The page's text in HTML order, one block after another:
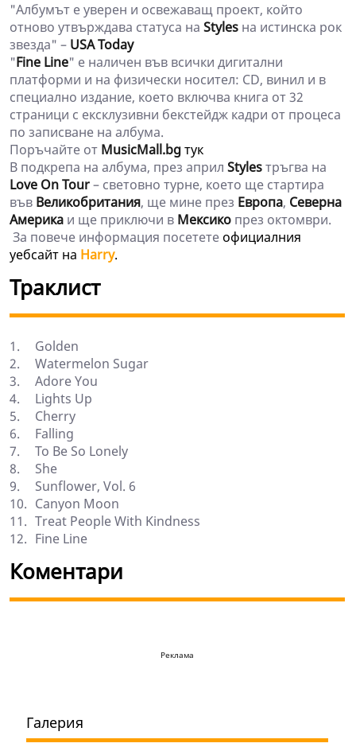
"Албумът е уверен и освежаващ проект, който
отново утвърждава статуса на Styles на истинска рок
звезда" – USA Today
"Fine Line" е наличен във всички дигитални
платформи и на физически носител: CD, винил и в
специално издание, което включва книга от 32
страници с ексклузивни бекстейдж кадри от процеса
по записване на албума.
Поръчайте от MusicMall.bgтук
В подкрепа на албума, през април Stylesтръгва на
Love On Tour– световно турне, което ще стартира
във Великобритания, ще мине през Европа, Северна
Америка и ще приключи в Мексико през октомври.
За повече информация посетете официалния
уебсайт на Harry.
Траклист
1.
Golden
2.
Watermelon Sugar
3.
Adore You
4.
Lights Up
5.
Cherry
6.
Falling
7.
To Be So Lonely
8.
She
9.
Sunflower, Vol. 6
10. Canyon Moon
11. Treat People With Kindness
12. Fine Line
Коментари
Реклама
Галерия